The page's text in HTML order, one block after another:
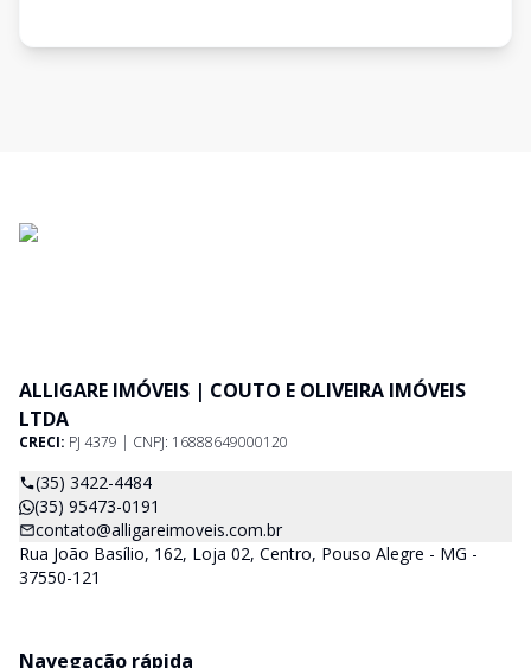
ALLIGARE IMÓVEIS | COUTO E OLIVEIRA IMÓVEIS
LTDA
CRECI: PJ 4379 | CNPJ: 16888649000120
(35) 3422-4484
(35) 95473-0191
contato@alligareimoveis.com.br
Rua João Basílio, 162, Loja 02, Centro, Pouso Alegre - MG -
37550-121
Navegação rápida